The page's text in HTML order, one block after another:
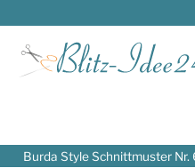
springen
Burda Style Schnittmuster